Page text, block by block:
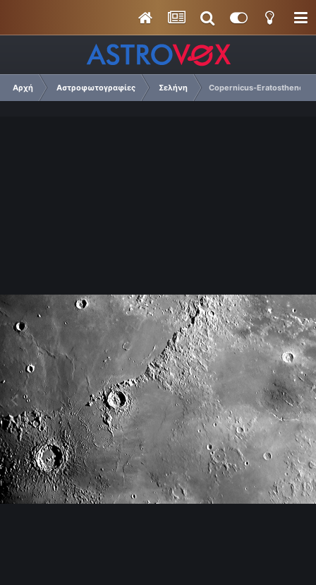
Αρχή Αστροφωτογραφίες Σελήνη Copernicus-Eratosthenes-